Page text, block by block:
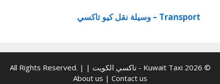
Transport – وسيلة نقل كيو تاكسي
© 2026 Kuwait Taxi - تاكسي الكويت | All Rights Reserved. |
About us | Contact us